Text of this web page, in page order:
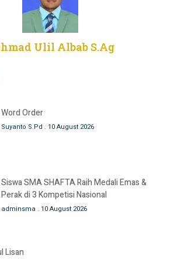
Ulil Albab S.Ag
Word Order
Suyanto S.Pd 10 August 2026
Siswa SMA SHAFTA Raih Medali Emas &
Perak di 3 Kompetisi Nasional
adminsma 10 August 2026
Lisan